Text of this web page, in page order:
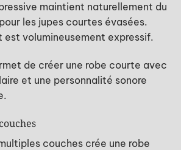
maintient naturellement du
les jupes courtes évasées.
volumineusement expressif.
de créer une robe courte avec
et une personnalité sonore
couches crée une robe